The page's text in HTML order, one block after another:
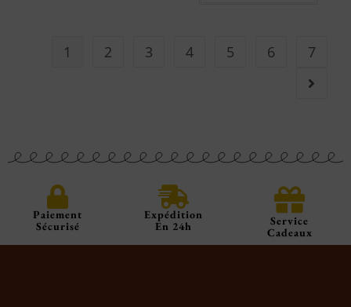
1 2 3 4 5 6 7
Paiement
Sécurisé
Expédition
En 24h
Service
Cadeaux